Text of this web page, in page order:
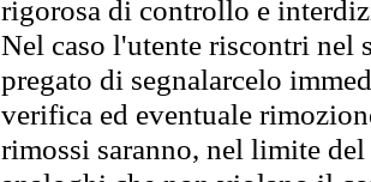
rigorosa di controllo e
Nel caso l'utente riscontri nel
pregato di segnalarcelo
verifica ed eventuale
rimossi saranno, nel limite